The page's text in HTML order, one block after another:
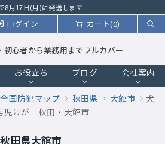
8月17日(月)に発送します
カート(0)
ログイン
初心者から業務用までフルカバー
お役立ち ブログ 会社案内
全国防犯マップ 秋田県 大館市
犬
児けが 秋田・大館市